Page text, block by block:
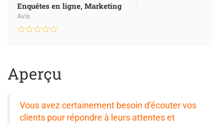
Enquêtes en ligne, Marketing
Avis
Aperçu
Vous avez certainement besoin d’écouter vos
clients pour répondre à leurs attentes et